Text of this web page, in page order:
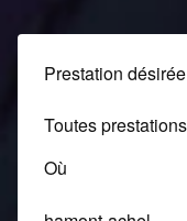
Prestation désirée
Où